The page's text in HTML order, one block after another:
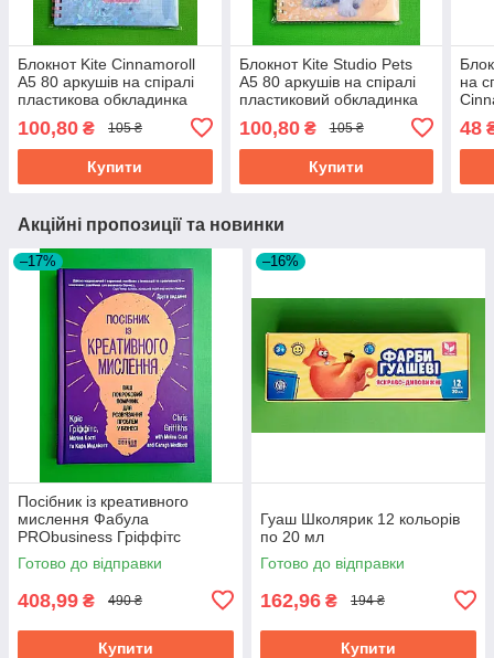
Блокнот Kite Cinnamoroll
А5 80 аркушів на спіралі
пластикова обкладинка
100,80 ₴ 105 ₴
Купити
Блокнот Kite Studio Pets
А5 80 аркушів на спіралі
пластиковий обкладинка
100,80₴ 105 ₴
Купити
на
48
Акційні пропозиції та новинки
–17%
Посібник із креативного
мислення Фабула
PRObusiness Гріффітс
фіолетова
Готово до відправки
408,99 ₴ 490 ₴
Купити
–16%
Гуаш Школярик 12 кольорів
по 20 мл
Готово до відправки
162,96 ₴ 194 ₴
Купити